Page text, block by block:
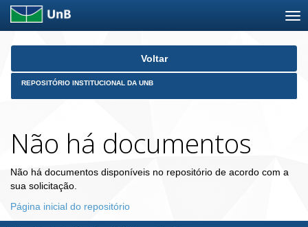
Skip
Voltar
REPOSITÓRIO INSTITUCIONAL DA UNB
Não há documentos
Não há documentos disponíveis no repositório de acordo com a
sua solicitação.
Página inicial do repositório